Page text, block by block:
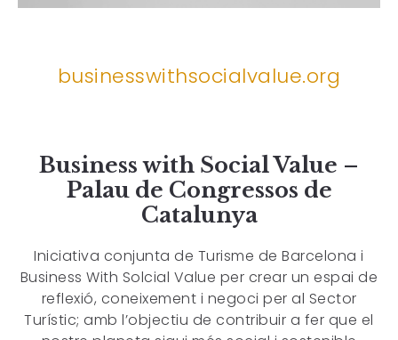
businesswithsocialvalue.org
Business with Social Value –
Palau de Congressos de
Catalunya
Iniciativa conjunta de Turisme de Barcelona i
Business With Solcial Value per crear un espai de
reflexió, coneixement i negoci per al Sector
Turístic; amb l’objectiu de contribuir a fer que el